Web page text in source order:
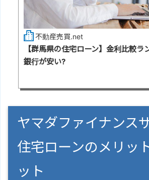
不動産売買.net
【群馬県の住宅ローン】金利比較
銀行が安い?
ヤマダファイナンス
住宅ローンのメリッ
ット